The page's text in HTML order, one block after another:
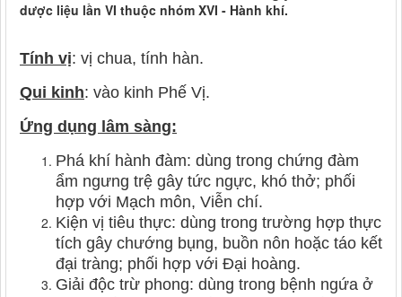
dược liệu lần VI thuộc nhóm XVI - Hành khí.
Tính vị: vị chua, tính hàn.
Qui kinh: vào kinh Phế Vị.
Ứng dụng lâm sàng:
Phá khí hành đàm: dùng trong chứng đàm
ẩm ngưng trệ gây tức ngực, khó thở; phối
hợp với Mạch môn, Viễn chí.
Kiện vị tiêu thực: dùng trong trường hợp thực
tích gây chướng bụng, buồn nôn hoặc táo kết
đại tràng; phối hợp với Đại hoàng.
Giải độc trừ phong: dùng trong bệnh ngứa ở